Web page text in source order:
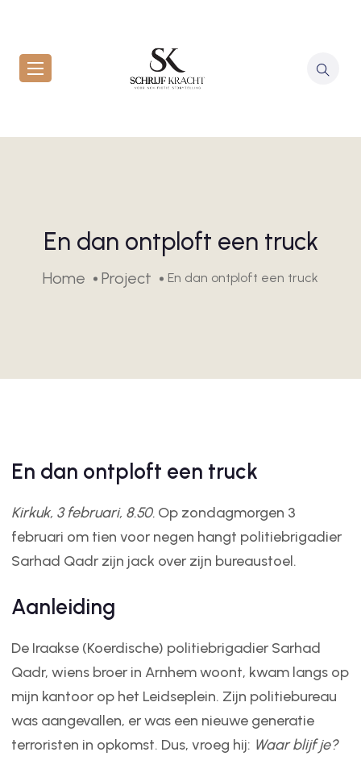
En dan ontploft een truck
Home Project En dan ontploft een truck
En dan ontploft een truck
Kirkuk, 3 februari, 8.50.Op zondagmorgen 3
februari om tien voor negen hangt politiebrigadier
Sarhad Qadr zijn jack over zijn bureaustoel.
Aanleiding
De Iraakse (Koerdische) politiebrigadier Sarhad
Qadr, wiens broer in Arnhem woont, kwam langs op
mijn kantoor op het Leidseplein. Zijn politiebureau
was aangevallen, er was een nieuwe generatie
terroristen in opkomst. Dus, vroeg hij: Waar blijf je?